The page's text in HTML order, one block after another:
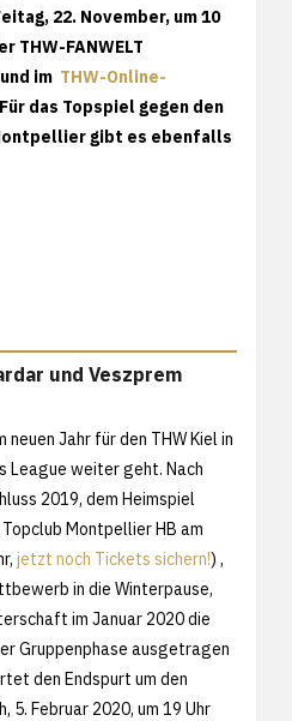
22. November, um 10
THW-FANWELT
im THW-Online-
das Topspiel gegen den
gibt es ebenfalls
und Veszprem
Jahr für den THW Kiel in
League weiter geht. Nach
2019, dem Heimspiel
Montpellier HB am
jetzt noch Tickets sichern!) ,
in die Winterpause,
im Januar 2020 die
Gruppenphase ausgetragen
den Endspurt um den
5. Februar 2020, um 19 Uhr